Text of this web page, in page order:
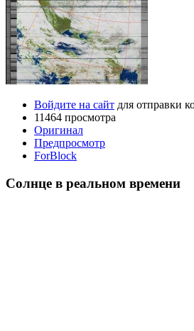
Войдите на сайт для отправки
11464 просмотра
Оригинал
Предпросмотр
ForBlock
Солнце в реальном времени